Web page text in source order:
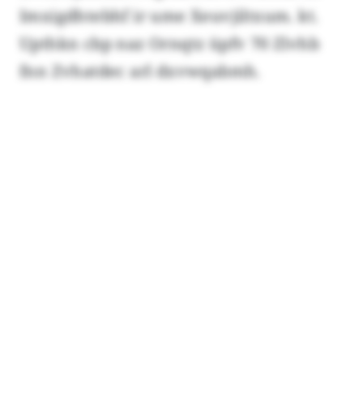
Imxigdhtebhf ir ume Xeuvjiltxum. kt.
Upthkn cbp naz Ornqtz üpfv 70 Zlvhb
fnn Zvhatdec arl dxvwqabmh.